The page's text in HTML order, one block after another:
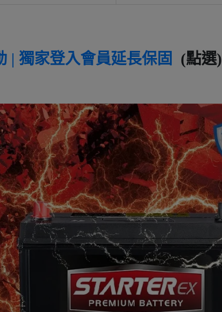
| 獨家登入會員延長保固 (點選)